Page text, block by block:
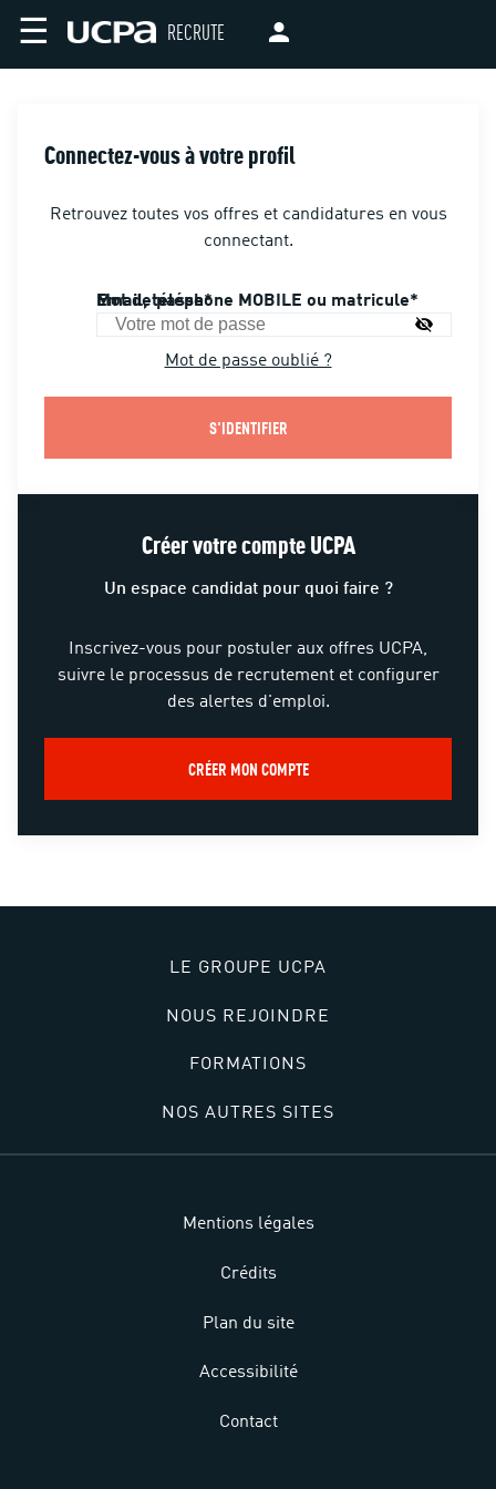
☰ RECRUTE
Connectez-vous à votre profil
Retrouvez toutes vos offres et candidatures en vous
connectant.
Email, téléphone MOBILE ou matricule
Mot de passe
Mot de passe oublié ?
S'IDENTIFIER
Créer votre compte UCPA
Un espace candidat pour quoi faire ?
Inscrivez-vous pour postuler aux offres UCPA,
suivre le processus de recrutement et configurer
des alertes d'emploi.
CRÉER MON COMPTE
LE GROUPE UCPA
NOUS REJOINDRE
FORMATIONS
NOS AUTRES SITES
Mentions légales
Crédits
Plan du site
Accessibilité
Contact